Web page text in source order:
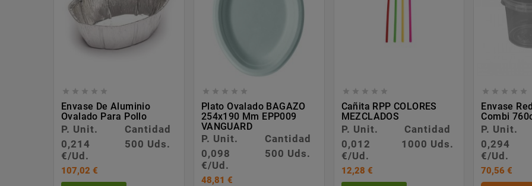
    
Envase De Aluminio
Ovalado Para Pollo
P. Unit.
Cantidad
0,214
€/Ud.
500 Uds.
107,02 €
    
Plato Ovalado BAGAZO
254x190 Mm EPP009
VANGUARD
P. Unit.
Cantidad
0,098
€/Ud.
500 Uds.
48,81 €
    
Cañita RPP COLORES
MEZCLADOS
P. Unit.
Cantidad
0,012
€/Ud.
1000 Uds.
12,28 €
    
Envase
Combi
P. Unit.
0,294
€/Ud.
70,56 €